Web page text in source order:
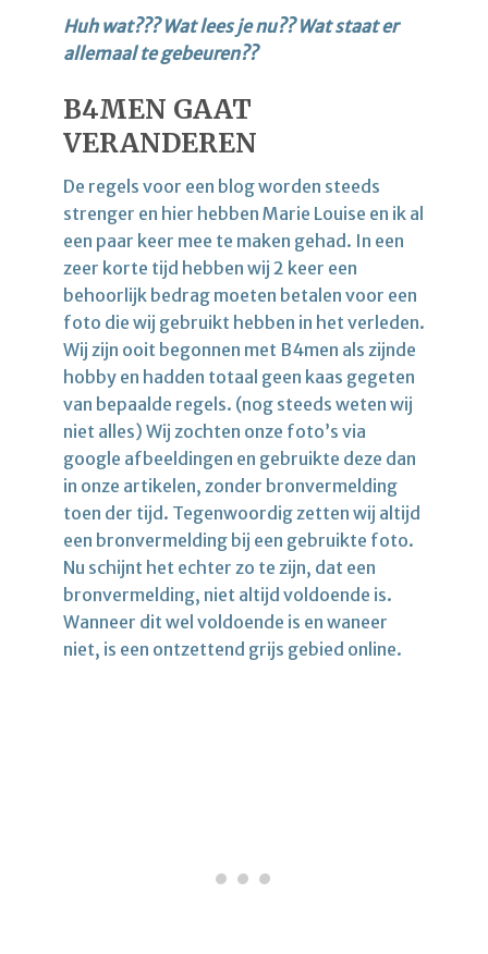
Huh wat??? Wat lees je nu?? Wat staat er
allemaal te gebeuren??
B4MEN GAAT
VERANDEREN
De regels voor een blog worden steeds
strenger en hier hebben Marie Louise en ik al
een paar keer mee te maken gehad. In een
zeer korte tijd hebben wij 2 keer een
behoorlijk bedrag moeten betalen voor een
foto die wij gebruikt hebben in het verleden.
Wij zijn ooit begonnen met B4men als zijnde
hobby en hadden totaal geen kaas gegeten
van bepaalde regels. (nog steeds weten wij
niet alles) Wij zochten onze foto’s via
google afbeeldingen en gebruikte deze dan
in onze artikelen, zonder bronvermelding
toen der tijd. Tegenwoordig zetten wij altijd
een bronvermelding bij een gebruikte foto.
Nu schijnt het echter zo te zijn, dat een
bronvermelding, niet altijd voldoende is.
Wanneer dit wel voldoende is en waneer
niet, is een ontzettend grijs gebied online.